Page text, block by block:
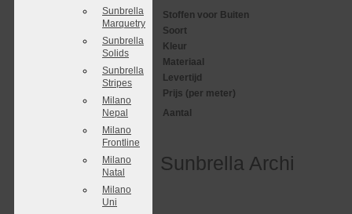
Sunbrella
Marquetry
Sunbrella
Solids
Sunbrella
Stripes
Milano
Nepal
Milano
Frontline
Milano
Natal
Milano
Uni
Stoffen voor Buiten
Soort
Kleur
Materiaal
Levertijd
Prijs (per meter)
Aantal
Sunbrella Archi